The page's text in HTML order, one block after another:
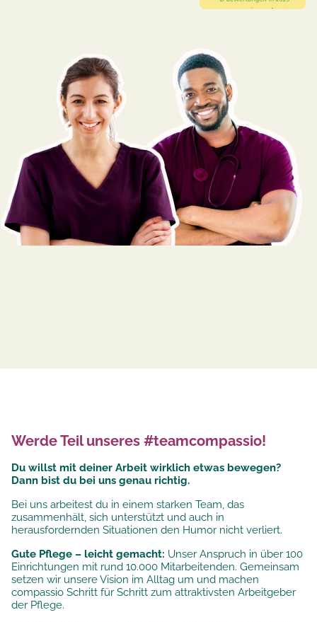
Werde Teil unseres #teamcompassio!
Du willst mit deiner Arbeit wirklich etwas bewegen?
Dann bist du bei uns genau richtig.
Bei uns arbeitest du in einem starken Team, das
zusammenhält, sich unterstützt und auch in
herausfordernden Situationen den Humor nicht verliert.
Gute Pflege – leicht gemacht: Unser Anspruch in über 100
Einrichtungen mit rund 10.000 Mitarbeitenden. Gemeinsam
setzen wir unsereVision im Alltag um und machen
compassio Schritt für Schritt zum attraktivsten Arbeitgeber
der Pflege.